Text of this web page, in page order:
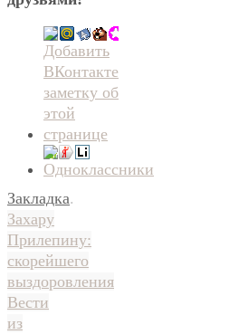
Закладка.
Захару
Прилепину:
скорейшего
выздоровления
Вести
из